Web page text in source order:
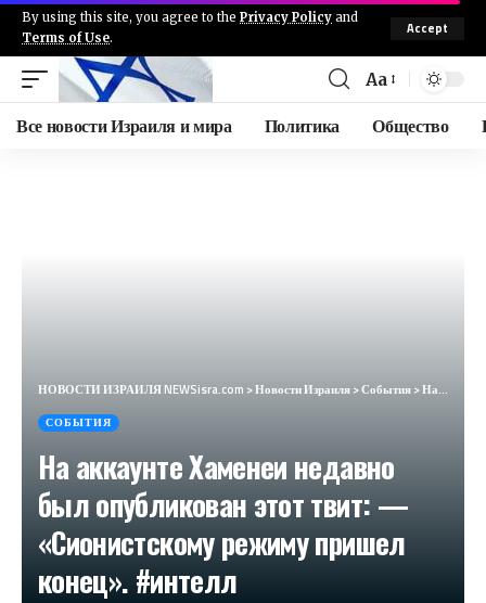
By using this site, you agree to the Privacy Policy and
Terms of Use.
Accept
Aa
Все новости Израиля и мира Политика Общество
НОВОСТИ ИЗРАИЛЯ NEWSisra.com >Новости Израиля>События>На аккаунте Хаменеи недавно был опубликован этот твит: — «Сионистскому режиму пришел конец». #интелл
СОБЫТИЯ
На аккаунте Хаменеи недавно
был опубликован этот твит: —
«Сионистскому режиму пришел
конец». #интелл